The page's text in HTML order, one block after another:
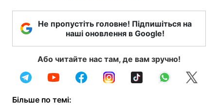
Не пропустіть головне! Підпишіться на
наші оновлення в Google!
Або читайте нас там, де вам зручно!
Більше по темі: